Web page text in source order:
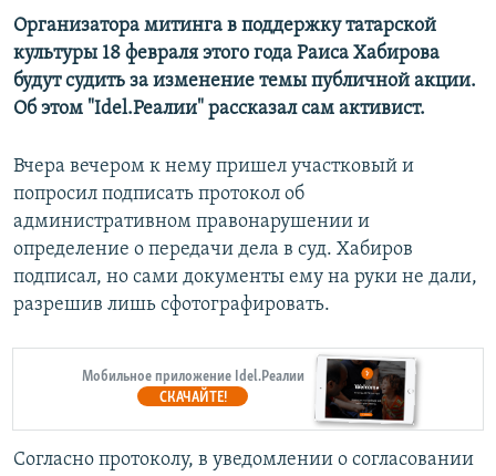
Все сайты РСЕ/РС
Организатора митинга в поддержку татарской
культуры 18 февраля этого года Раиса Хабирова
будут судить за изменение темы публичной акции.
Об этом "Idel.Реалии" рассказал сам активист.
Вчера вечером к нему пришел участковый и
попросил подписать протокол об
административном правонарушении и
определение о передачи дела в суд. Хабиров
подписал, но сами документы ему на руки не дали,
разрешив лишь сфотографировать.
Мобильное приложение Idel.Реалии
СКАЧАЙТЕ!
Согласно протоколу, в уведомлении о согласовании